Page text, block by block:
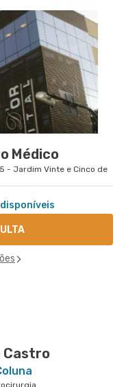
Cascadura
Rio de
VER MAPA
Médico
- Jardim Vinte e Cinco de
disponíveis
Castro